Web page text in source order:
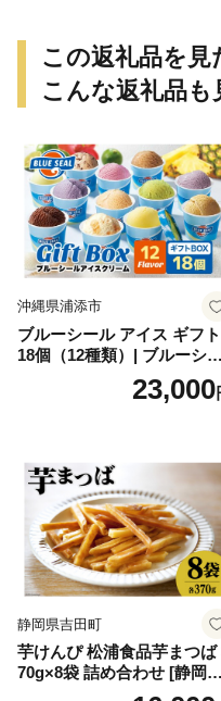
この返礼品を見
こんな返礼品も
沖縄県浦添市
ブルーシール アイス ギフト
18個（12種類）| ブルーシー
ルアイス ブルーシールアイ
スクリーム 着日指定可能 送
誕生日 カップ 詰め合わせ
ラエティ | バニラ チョコレー
ト ストロベリー ピスタチオ
バニラ＆クッキー ウベ 沖縄
紅イモ 塩ちんすこう 沖縄シ
ークヮーサー 沖縄黒糖 琉球
ロイヤルミルクティ 沖縄パ
イン
23,000
静岡県吉田町
芋けんぴ 松浦食品芋まつば
70g×8袋 詰め合わせ [静岡伊
勢丹(松浦食品) 静岡県 吉田